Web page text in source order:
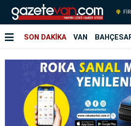
SON DAKİKA VAN